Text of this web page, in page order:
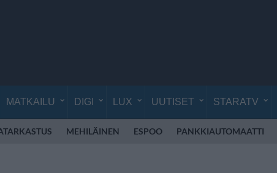
MATKAILU DIGI LUX UUTISET STARATV
MEHILÄINEN ESPOO PANKKIAUTOMAATTI